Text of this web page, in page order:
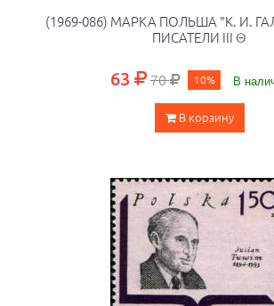
(1969-086) МАРКА ПОЛЬША "К. И.
ПИСАТЕЛИ III Θ
63 70 10% В
В корзину